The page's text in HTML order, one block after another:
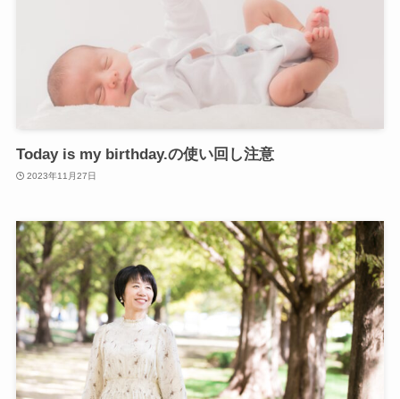
Today is my birthday.の使い回し注意
2023年11月27日